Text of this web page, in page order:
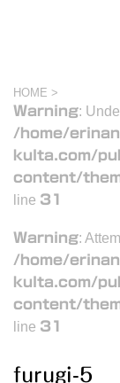
HOME >
Warning:
/home/
kulta.com/
content/
line 31
Warning:
/home/
kulta.com/
content/
line 31
furugi-5